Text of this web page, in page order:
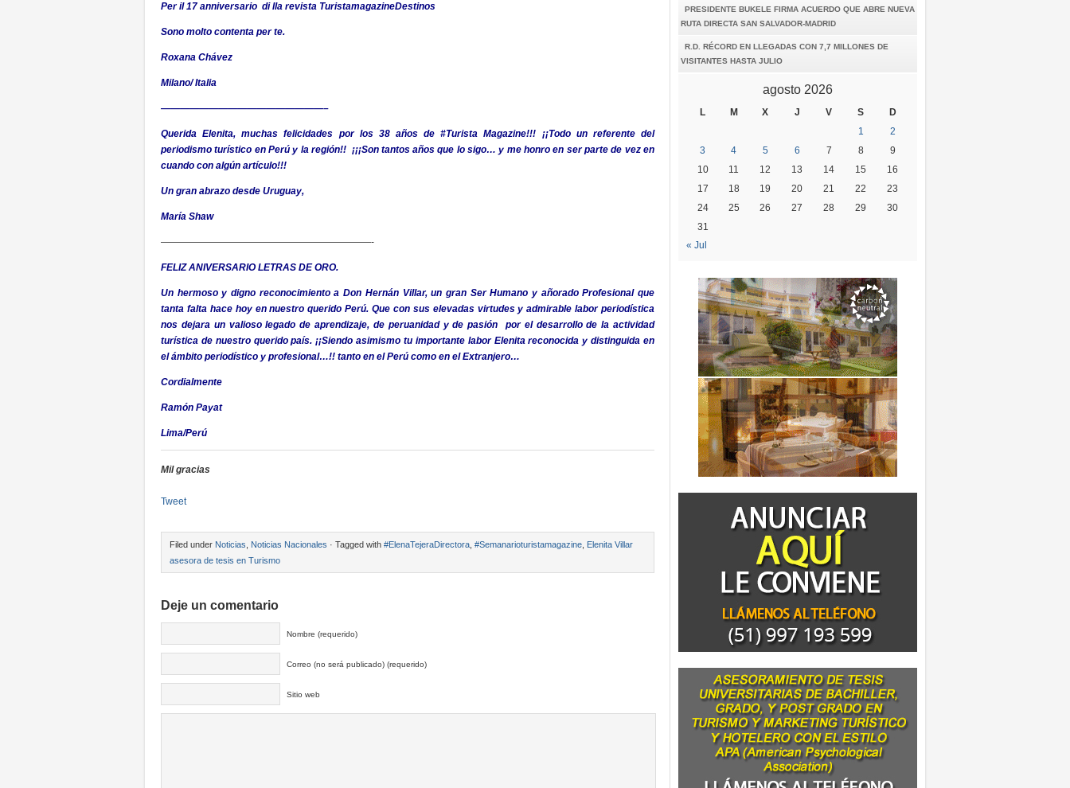
Per il 17 anniversario di lla revista TuristamagazineDestinos
Sono molto contenta per te.
Roxana Chávez
Milano/ Italia
—————————————————–
Querida Elenita, muchas felicidades por los 38 años de #Turista Magazine!!! ¡¡Todo un referente del
periodismo turístico en Perú y la región!! ¡¡¡Son tantos años que lo sigo… y me honro en ser parte de vez en
cuando con algún artículo!!!
Un gran abrazo desde Uruguay,
María Shaw
——————————————————————-
FELIZ ANIVERSARIO LETRAS DE ORO.
Un hermoso y digno reconocimiento a Don Hernán Villar, un gran Ser Humano y añorado Profesional que
tanta falta hace hoy en nuestro querido Perú. Que con sus elevadas virtudes y admirable labor periodística
nos dejara un valioso legado de aprendizaje, de peruanidad y de pasión por el desarrollo de la actividad
turística de nuestro querido país. ¡¡Siendo asimismo tu importante labor Elenita reconocida y distinguida en
el ámbito periodístico y profesional…!! tanto en el Perú como en el Extranjero…
Cordialmente
Ramón Payat
Lima/Perú
Mil gracias
Tweet
Filed under Noticias Noticias Nacionales · Tagged with #ElenaTejeraDirectora #Semanarioturistamagazine Elenita Villar
asesora de tesis en Turismo
Deje un comentario
Nombre (requerido)
Correo (no será publicado) (requerido)
Sitio web
PRESIDENTE BUKELE FIRMA ACUERDO QUE ABRE NUEVA
RUTA DIRECTA SAN SALVADOR-MADRID
R.D. RÉCORD EN LLEGADAS CON 7,7 MILLONES DE
VISITANTES HASTA JULIO
agosto 2026
L M X J V S
D
1
2
3
4 5 6 7 8
9
10
11 12 13 14 15
16
17
18 19 20 21 22
23
24
25 26 27 28 29
30
31
« Jul